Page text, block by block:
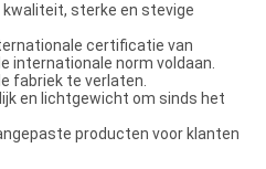
sterke en stevige
certificatie van
internationale norm voldaan.
fabriek te verlaten.
en lichtgewicht om sinds het
producten voor klanten